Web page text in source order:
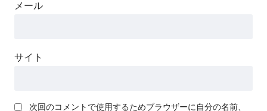
メール
サイト
次回のコメントで使用するためブラウザーに自分の名前、